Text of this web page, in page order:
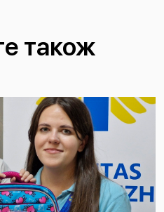
також